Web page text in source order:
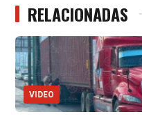
RELACIONADAS
VIDEO